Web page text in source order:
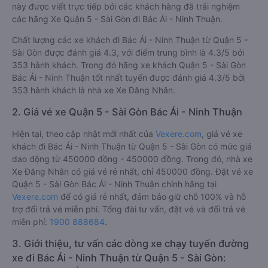
này được viết trực tiếp bởi các khách hàng đã trải nghiệm
các hãng Xe Quận 5 - Sài Gòn đi Bác Ái - Ninh Thuận.
Chất lượng các xe khách đi Bác Ái - Ninh Thuận từ Quận 5 -
Sài Gòn được đánh giá 4.3, với điểm trung bình là 4.3/5 bởi
353 hành khách. Trong đó hãng xe khách Quận 5 - Sài Gòn
Bác Ái - Ninh Thuận tốt nhất tuyến được đánh giá 4.3/5 bởi
353 hành khách là nhà xe Xe Đăng Nhân.
2. Giá vé xe Quận 5 - Sài Gòn Bác Ái - Ninh Thuận
Hiện tại, theo cập nhật mới nhất của Vexere.com , giá vé xe
khách đi Bác Ái - Ninh Thuận từ Quận 5 - Sài Gòn có mức giá
dao động từ 450000 đồng - 450000 đồng. Trong đó, nhà xe
Xe Đăng Nhân có giá vé rẻ nhất, chỉ 450000 đồng. Đặt vé xe
Quận 5 - Sài Gòn Bác Ái - Ninh Thuận chính hãng tại
Vexere.com để có giá rẻ nhất, đảm bảo giữ chỗ 100% và hỗ
trợ đổi trả vé miễn phí. Tổng đài tư vấn, đặt vé và đổi trả vé
miễn phí: 1900 888684.
3. Giới thiệu, tư vấn các dòng xe chạy tuyến đường
xe đi Bác Ái - Ninh Thuận từ Quận 5 - Sài Gòn: